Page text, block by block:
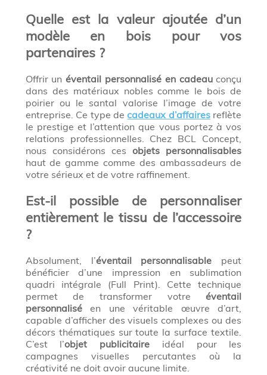
Quelle est la valeur ajoutée d’un
modèle en bois pour vos
partenaires ?
Offrir unéventail personnalisé en cadeauconçu
dans des matériaux nobles comme le bois de
poirier ou le santal valorise l’image de votre
entreprise. Ce type decadeaux d’affairesreflète
le prestige et l’attention que vous portez à vos
relations professionnelles. Chez BCL Concept,
nous considérons cesobjets personnalisables
haut de gamme comme des ambassadeurs de
votre sérieux et de votre raffinement.
Est-il possible de personnaliser
entièrement le tissu de l’accessoire
?
Absolument, l’éventail personnalisable peut
bénéficier d’une impression en sublimation
quadri intégrale (Full Print). Cette technique
permet de transformer votreéventail
personnaliséen une véritable œuvre d’art,
capable d’afficher des visuels complexes ou des
décors thématiques sur toute la surface textile.
C’est l’objet publicitaire idéal pour les
campagnes visuelles percutantes où la
créativité ne doit avoir aucune limite.